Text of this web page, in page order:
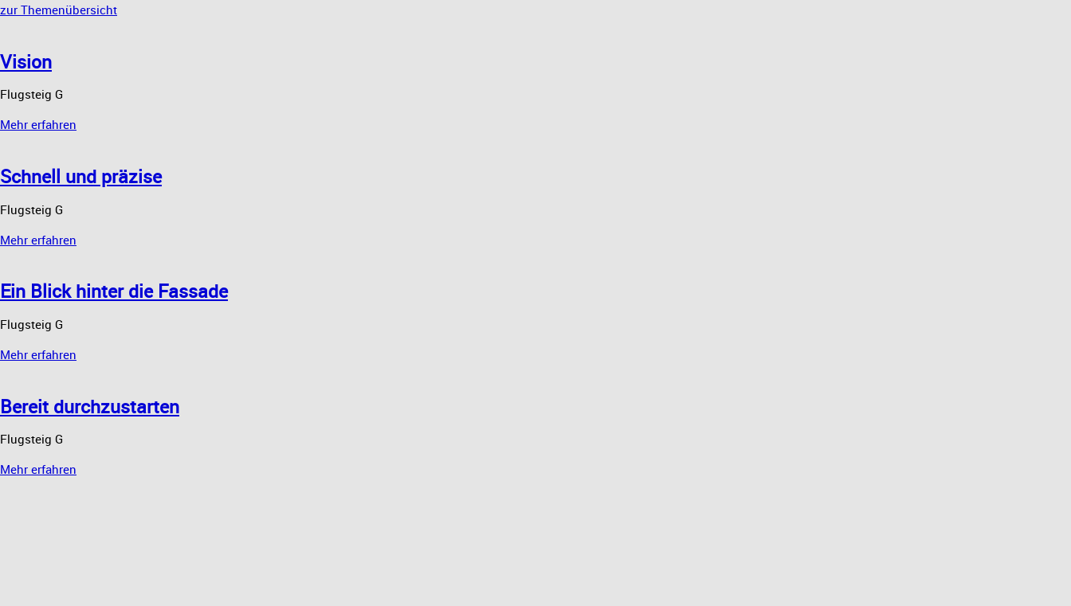
zur Themenübersicht
Vision
Flugsteig G
Mehr erfahren
Schnell und präzise
Flugsteig G
Mehr erfahren
Ein Blick hinter die Fassade
Flugsteig G
Mehr erfahren
Bereit durchzustarten
Flugsteig G
Mehr erfahren